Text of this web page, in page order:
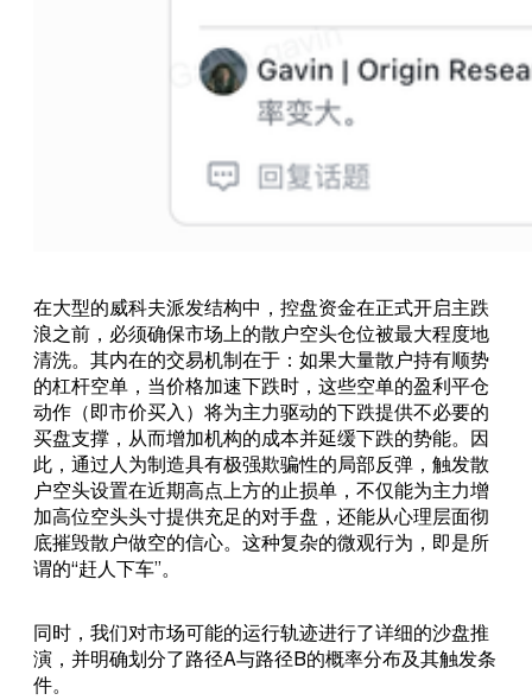
在大型的威科夫派发结构中，控盘资金在正式开启主跌
浪之前，必须确保市场上的散户空头仓位被最大程度地
清洗。其内在的交易机制在于：如果大量散户持有顺势
的杠杆空单，当价格加速下跌时，这些空单的盈利平仓
动作（即市价买入）将为主力驱动的下跌提供不必要的
买盘支撑，从而增加机构的成本并延缓下跌的势能。因
此，通过人为制造具有极强欺骗性的局部反弹，触发散
户空头设置在近期高点上方的止损单，不仅能为主力增
加高位空头头寸提供充足的对手盘，还能从心理层面彻
底摧毁散户做空的信心。这种复杂的微观行为，即是所
谓的“赶人下车”。
同时，我们对市场可能的运行轨迹进行了详细的沙盘推
演，并明确划分了路径A与路径B的概率分布及其触发条
件。